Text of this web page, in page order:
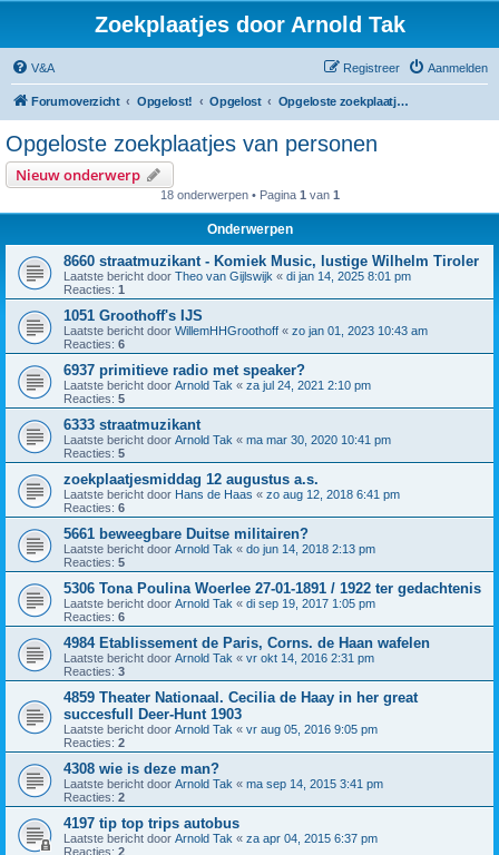
Zoekplaatjes door Arnold Tak
V&A Aanmelden
Registreer
Forumoverzicht Opgelost! Opgelost Opgeloste zoekplaatjes van personen
Opgeloste zoekplaatjes van personen
Nieuw onderwerp
18 onderwerpen • Pagina 1 van 1
Onderwerpen
8660 straatmuzikant - Komiek Music, lustige Wilhelm Tiroler
Laatste bericht door Theo van Gijlswijk « di jan 14, 2025 8:01 pm
Reacties: 1
1051 Groothoff's IJS
Laatste bericht door WillemHHGroothoff « zo jan 01, 2023 10:43 am
Reacties: 6
6937 primitieve radio met speaker?
Laatste bericht door Arnold Tak « za jul 24, 2021 2:10 pm
Reacties: 5
6333 straatmuzikant
Laatste bericht door Arnold Tak « ma mar 30, 2020 10:41 pm
Reacties: 5
zoekplaatjesmiddag 12 augustus a.s.
Laatste bericht door Hans de Haas « zo aug 12, 2018 6:41 pm
Reacties: 6
5661 beweegbare Duitse militairen?
Laatste bericht door Arnold Tak « do jun 14, 2018 2:13 pm
Reacties: 5
5306 Tona Poulina Woerlee 27-01-1891 / 1922 ter gedachtenis
Laatste bericht door Arnold Tak « di sep 19, 2017 1:05 pm
Reacties: 6
4984 Etablissement de Paris, Corns. de Haan wafelen
Laatste bericht door Arnold Tak « vr okt 14, 2016 2:31 pm
Reacties: 3
4859 Theater Nationaal. Cecilia de Haay in her great
succesfull Deer-Hunt 1903
Laatste bericht door Arnold Tak « vr aug 05, 2016 9:05 pm
Reacties: 2
4308 wie is deze man?
Laatste bericht door Arnold Tak « ma sep 14, 2015 3:41 pm
Reacties: 2
4197 tip top trips autobus
Laatste bericht door Arnold Tak « za apr 04, 2015 6:37 pm
Reacties: 2